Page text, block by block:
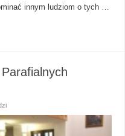
innym ludziom o tych …